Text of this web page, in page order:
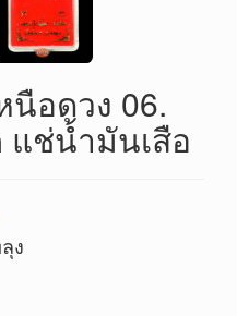
อดวง 06.
ช่น้ำมันเสือ
ง